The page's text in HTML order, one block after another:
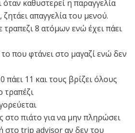
όταν καθυστερεί η παραγγελία
απαγγελία του μενού.
τραπεζι 8 ατόμων ενώ έχει πάει
το που φτάνει στο μαγαζί ενώ δεν
πάει 11 και τους βρίζει όλους
τραπέζι
στο πιάτο για να μην πληρώσει
στο trip advisor αν δεν του